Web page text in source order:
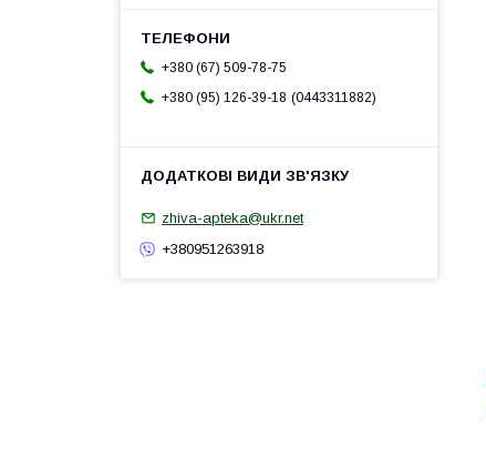
+380 (67) 509-78-75
+380 (95) 126-39-18
0443311882
zhiva-apteka@ukr.net
+380951263918